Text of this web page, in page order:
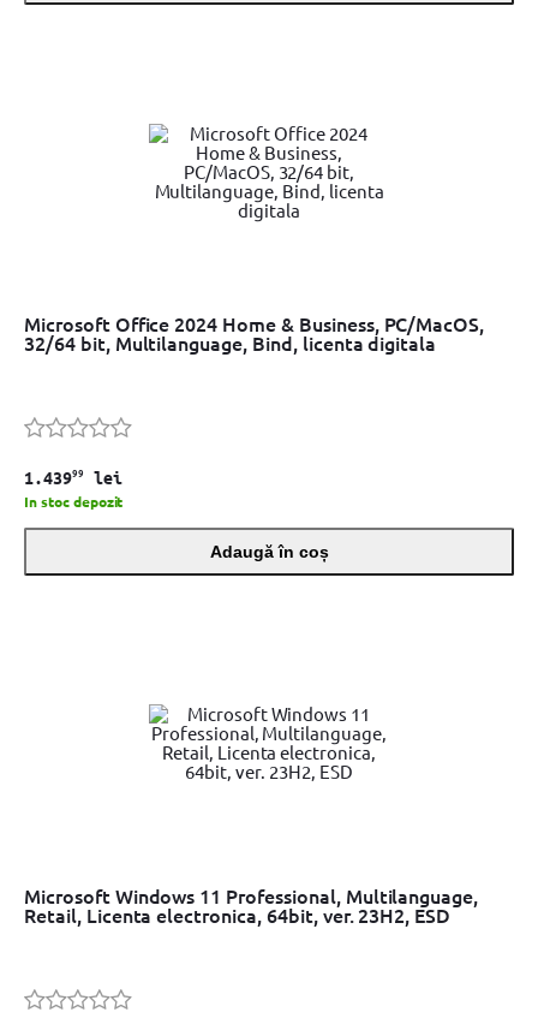
Microsoft Office 2024 Home & Business, PC/MacOS,
32/64 bit, Multilanguage, Bind, licenta digitala
1.43999 lei
In stoc depozit
Adaugă în coș
Microsoft Windows 11 Professional, Multilanguage,
Retail, Licenta electronica, 64bit, ver. 23H2, ESD